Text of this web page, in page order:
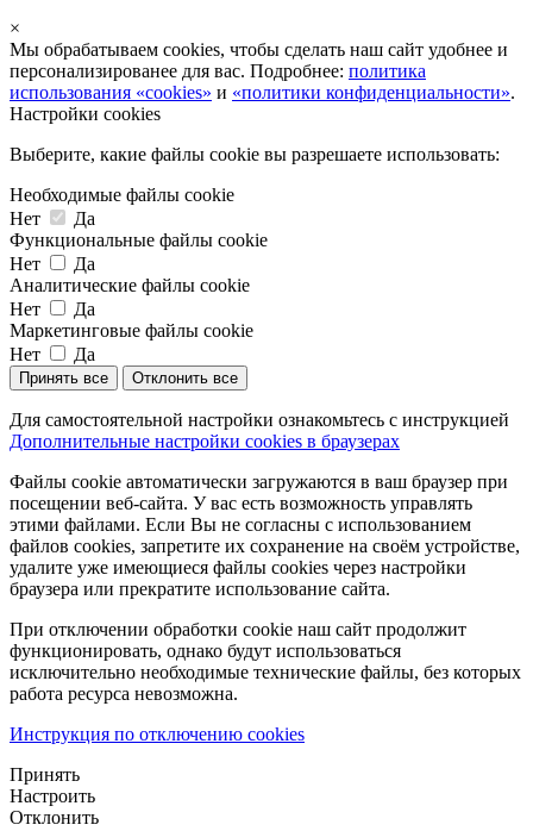
×
Мы обрабатываем cookies, чтобы сделать наш сайт удобнее и
персонализированее для вас. Подробнее: политика
использования «cookies» и «политики конфиденциальности».
Настройки cookies
Выберите, какие файлы cookie вы разрешаете использовать:
Необходимые файлы cookie
Нет
Да
Функциональные файлы cookie
Нет
Да
Аналитические файлы cookie
Нет
Да
Маркетинговые файлы cookie
Нет
Да
Принять все Отклонить все
Для самостоятельной настройки ознакомьтесь с инструкцией
Дополнительные настройки cookies в браузерах
Файлы cookie автоматически загружаются в ваш браузер при
посещении веб-сайта. У вас есть возможность управлять
этими файлами. Если Вы не согласны с использованием
файлов cookies, запретите их сохранение на своём устройстве,
удалите уже имеющиеся файлы cookies через настройки
браузера или прекратите использование сайта.
При отключении обработки cookie наш сайт продолжит
функционировать, однако будут использоваться
исключительно необходимые технические файлы, без которых
работа ресурса невозможна.
Инструкция по отключению cookies
Принять
Настроить
Отклонить